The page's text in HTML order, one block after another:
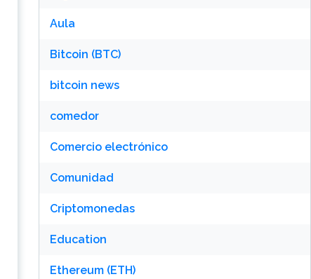
Aula
Bitcoin (BTC)
bitcoin news
comedor
Comercio electrónico
Comunidad
Criptomonedas
Education
Ethereum (ETH)